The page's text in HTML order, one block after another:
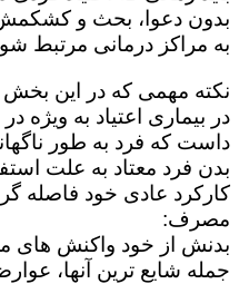
بدون دعوا، بحث و
به مراکز درمانی مرتبط
نکته مهمی که در این
در بیماری اعتیاد به ویژه
داست که فرد به طور
بدن فرد معتاد به علت
کارکرد عادی خود فاصله
مصرف:
بدنش از خود واکنش های
جمله شایع ترین آنها،